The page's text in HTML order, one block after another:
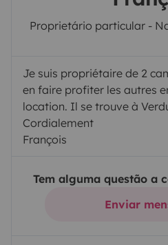
Proprietário particular -
Je suis propriétaire de 2
en faire profiter les autres
location. Il se trouve à
Cordialement
François
Tem alguma questão a
Enviar